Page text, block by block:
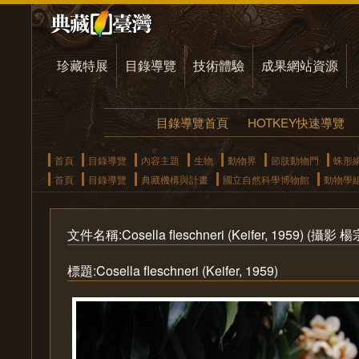
珍藏特展 目錄導覽 技術體驗 成果網站資源
目錄導覽首頁 HOTKEY快速導覽
首頁 目錄導覽 內容主題 生物 動物界 節肢動物門
蛛形
首頁
目錄導覽 典藏機構與計畫 國立自然科學博物館 動物學
文件名稱:Cosella fleschneri (Keifer, 1959) (攝影 楊
標題:Cosella fleschneri (Keifer, 1959)